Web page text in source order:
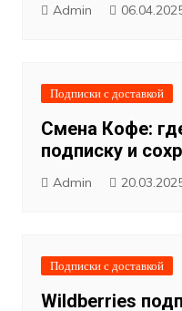
Admin
Подписки с доставкой
Смена Кофе:
подписку и
Admin
Подписки с доставкой
Wildberries